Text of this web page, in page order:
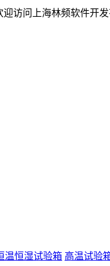
迎访问上海林频软件开
温恒湿试验箱 高温试验